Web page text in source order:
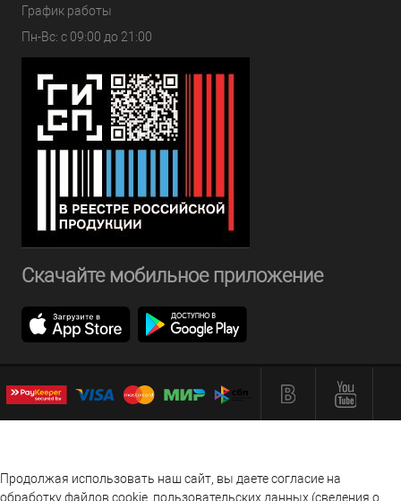
График работы
Пн-Вс: с 09:00 до 21:00
Скачайте мобильное приложение
Продолжая использовать наш сайт, вы даете согласие на
обработку файлов cookie, пользовательских данных (сведения о